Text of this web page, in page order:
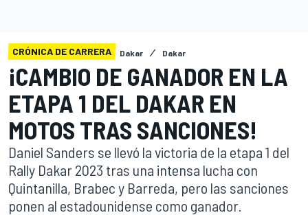
CRÓNICA DE CARRERA Dakar Dakar
¡CAMBIO DE GANADOR EN LA
ETAPA 1 DEL DAKAR EN
MOTOS TRAS SANCIONES!
Daniel Sanders se llevó la victoria de la etapa 1 del
Rally Dakar 2023 tras una intensa lucha con
Quintanilla, Brabec y Barreda, pero las sanciones
ponen al estadounidense como ganador.